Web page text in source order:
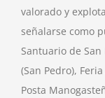
valorado y
señalarse como
Santuario de
(San Pedro),
Posta